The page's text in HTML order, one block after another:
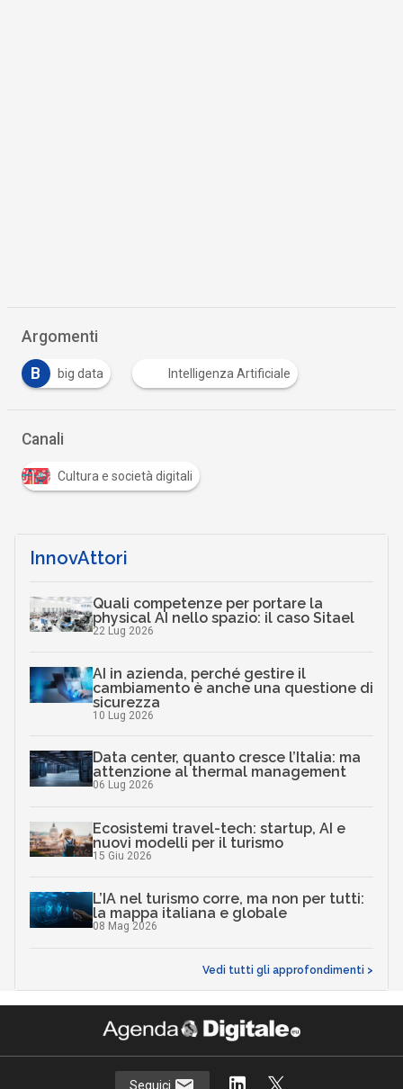
Argomenti
B big data Intelligenza Artificiale
Canali
Cultura e società digitali
InnovAttori
Quali competenze per portare la
physical AI nello spazio: il caso Sitael
22 Lug 2026
AI in azienda, perché gestire il
cambiamento è anche una questione di
sicurezza
10 Lug 2026
Data center, quanto cresce l’Italia: ma
attenzione al thermal management
06 Lug 2026
Ecosistemi travel-tech: startup, AI e
nuovi modelli per il turismo
15 Giu 2026
L’IA nel turismo corre, ma non per tutti:
la mappa italiana e globale
08 Mag 2026
Vedi tutti gli approfondimenti >
Seguici